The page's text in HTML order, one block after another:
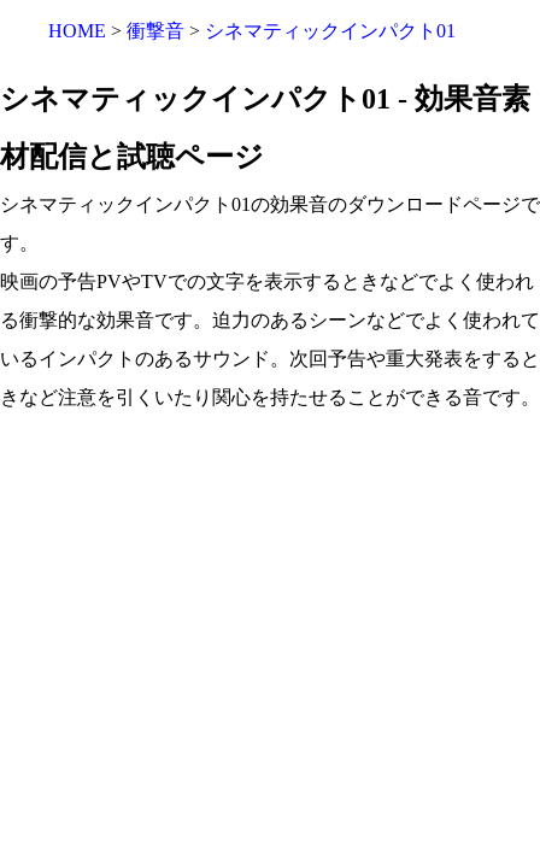
HOME 衝撃音 シネマティックインパクト01
シネマティックインパクト01 - 効果音素
材配信と試聴ページ
シネマティックインパクト01の効果音のダウンロードページで
す。
映画の予告PVやTVでの文字を表示するときなどでよく使われ
る衝撃的な効果音です。迫力のあるシーンなどでよく使われて
いるインパクトのあるサウンド。次回予告や重大発表をすると
きなど注意を引くいたり関心を持たせることができる音です。